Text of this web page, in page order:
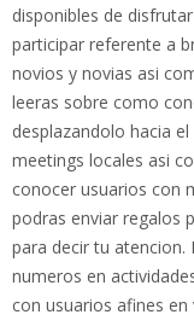
disponibles de
participar referente a
novios y novias asi­
leeras sobre como
desplazandolo hacia
meetings locales asi­
conocer usuarios con
podras enviar regalos
para decir tu
numeros en
con usuarios afines en